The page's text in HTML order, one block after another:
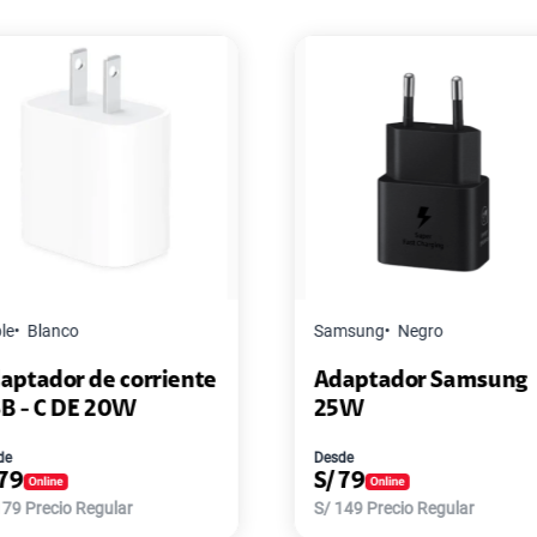
Negro
Samsung
79
Precio Regular
Honor Blanco
Honor Audifono BT
Choice X7 Lite
Desde
S/79